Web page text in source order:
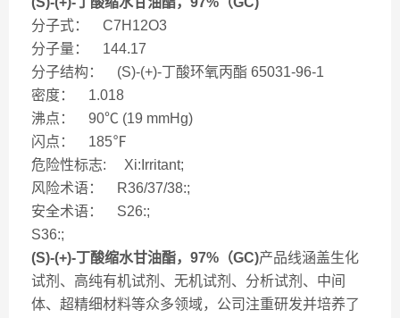
分子式： C7H12O3
分子量： 144.17
分子结构： (S)-(+)-丁酸环氧丙酯 65031-96-1
密度： 1.018
沸点： 90℃ (19 mmHg)
闪点： 185℉
危险性标志: Xi:Irritant;
风险术语： R36/37/38:;
安全术语： S26:;
S36:;
(S)-(+)-丁酸缩水甘油酯，97%（GC)产品线涵盖生化
试剂、高纯有机试剂、无机试剂、分析试剂、中间
体、超精细材料等众多领域，公司注重研发并培养了